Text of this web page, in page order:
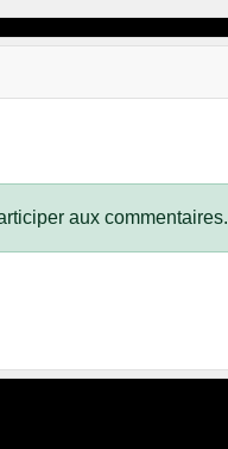
aux commentaires.